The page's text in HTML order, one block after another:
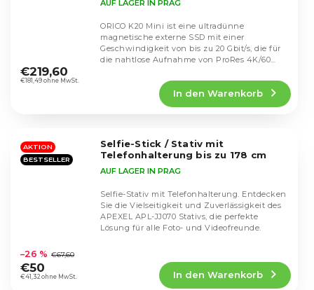
(Silber)
durchschnittliche
Produktbewertung
Sternen.
AUF LAGER IN PRAG
€181,49 ohne MwSt.
€219,60
In den Warenkorb
ORICO K20 Mini ist eine ultradünne
magnetische externe SSD mit einer
Geschwindigkeit von bis zu 20 Gbit/s, die für
die nahtlose Aufnahme von ProRes 4K/60
AKTION
BESTSELLER
Selfie-Stick / Stativ mit
Telefonhalterung bis zu 178 cm
durchschnittliche
Produktbewertung
ist
AUF LAGER IN PRAG
€41,32 ohne MwSt.
–26 % €67,60
€50
In den Warenkorb
Selfie-Stativ mit Telefonhalterung. Entdecken
Sie die Vielseitigkeit und Zuverlässigkeit des
APEXEL APL-JJ070 Stativs, die perfekte
Lösung für alle Foto- und Videofreunde.